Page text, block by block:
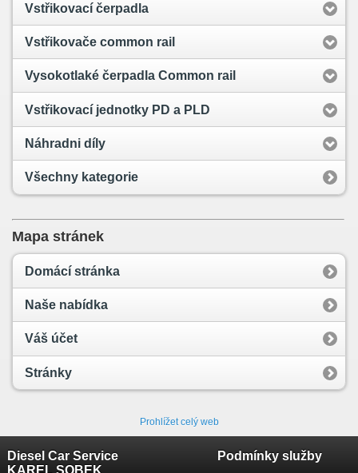
Vstřikovací čerpadla
Vstřikovače common rail
Vysokotlaké čerpadla Common rail
Vstřikovací jednotky PD a PLD
Náhradni díly
Všechny kategorie
Mapa stránek
Domácí stránka
Naše nabídka
Váš účet
Stránky
Prohlížet celý web
Diesel Car Service
KAREL SOBEK
Podmínky služby